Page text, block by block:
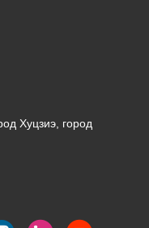
Хуцзиэ, город